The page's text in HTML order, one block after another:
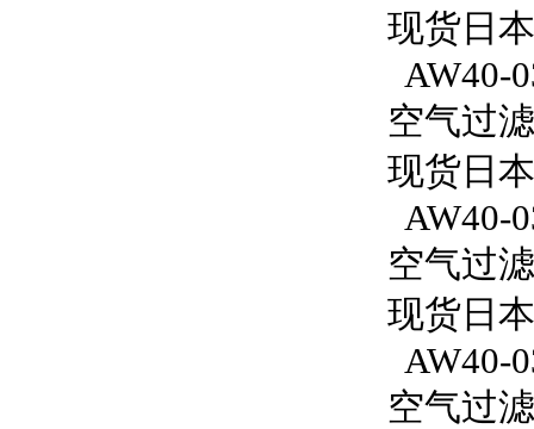
现货日
AW40-
空气过
现货日
AW40-
空气过
现货日
AW40-
空气过